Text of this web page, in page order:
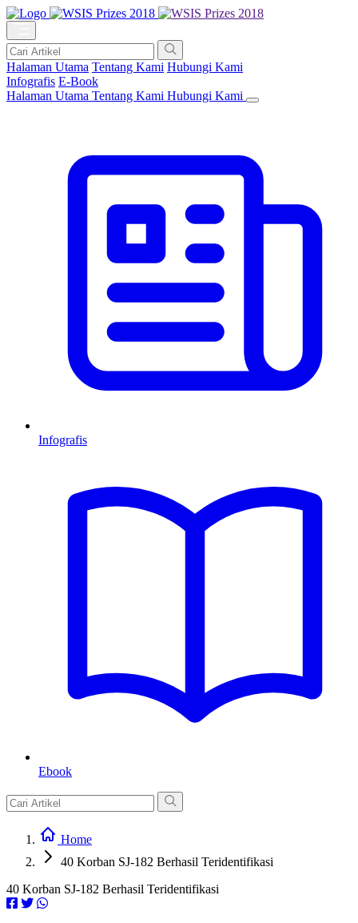
Halaman Utama Tentang Kami Hubungi Kami
Infografis E-Book
Halaman Utama Tentang Kami Hubungi Kami
Infografis
Ebook
Home
40 Korban SJ-182 Berhasil Teridentifikasi
40 Korban SJ-182 Berhasil Teridentifikasi